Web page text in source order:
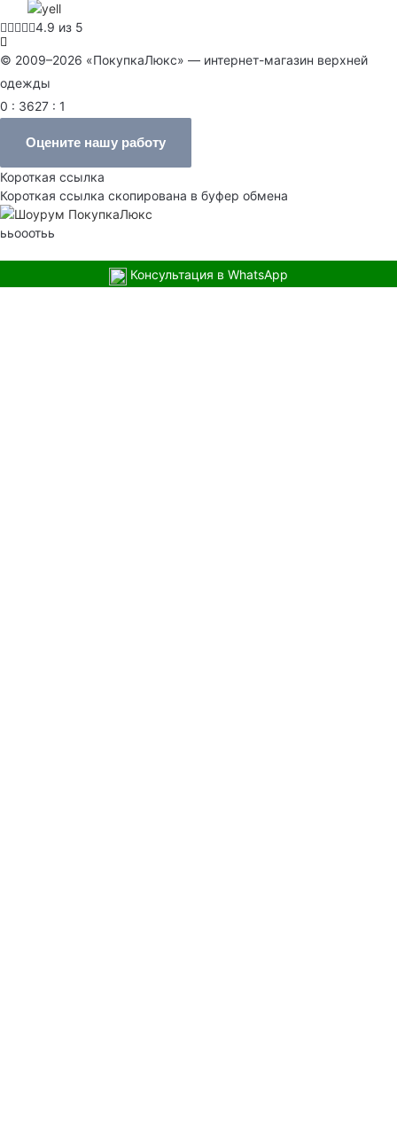
4.9 из 5
© 2009–2026 «ПокупкаЛюкс» — интернет-магазин верхней
одежды
0 : 3627 : 1
Оцените нашу работу
Короткая ссылка
Короткая ссылка скопирована в буфер обмена
ььооотьь
Консультация в WhatsApp